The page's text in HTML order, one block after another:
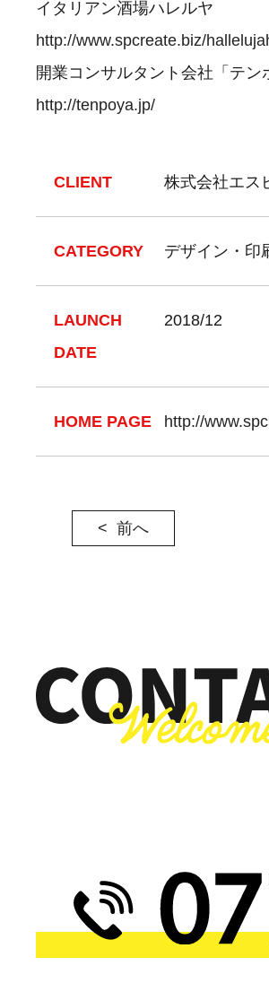
イタリアン酒場ハレルヤ
http://www.spcreate.biz/
開業コンサルタント会社「テン
http://tenpoya.jp/
CLIENT 株式会社エス
CATEGORY デザイン・印
LAUNCH
DATE
2018/12
HOME PAGE http://
前へ